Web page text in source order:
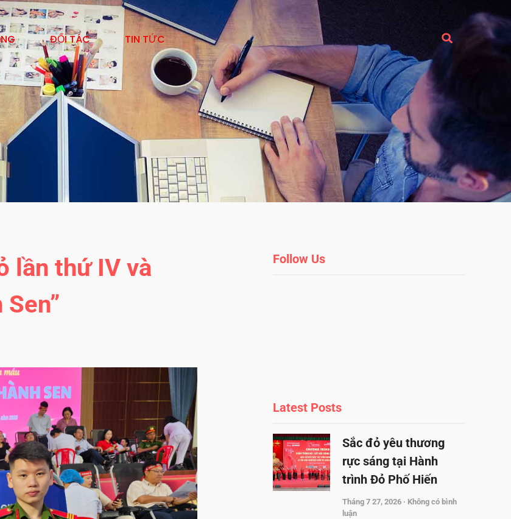
ĐỐI TÁC TIN TỨC
lần thứ IV và
Follow Us
Latest Posts
Sắc đỏ yêu thương
rực sáng tại Hành
trình Đỏ Phố Hiến
Tháng 7 27, 2026
Không có bình
luận